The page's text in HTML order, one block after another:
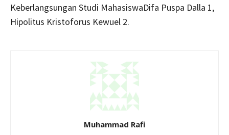
Keberlangsungan Studi MahasiswaDifa Puspa Dalla 1,
Hipolitus Kristoforus Kewuel 2.
Muhammad Rafi